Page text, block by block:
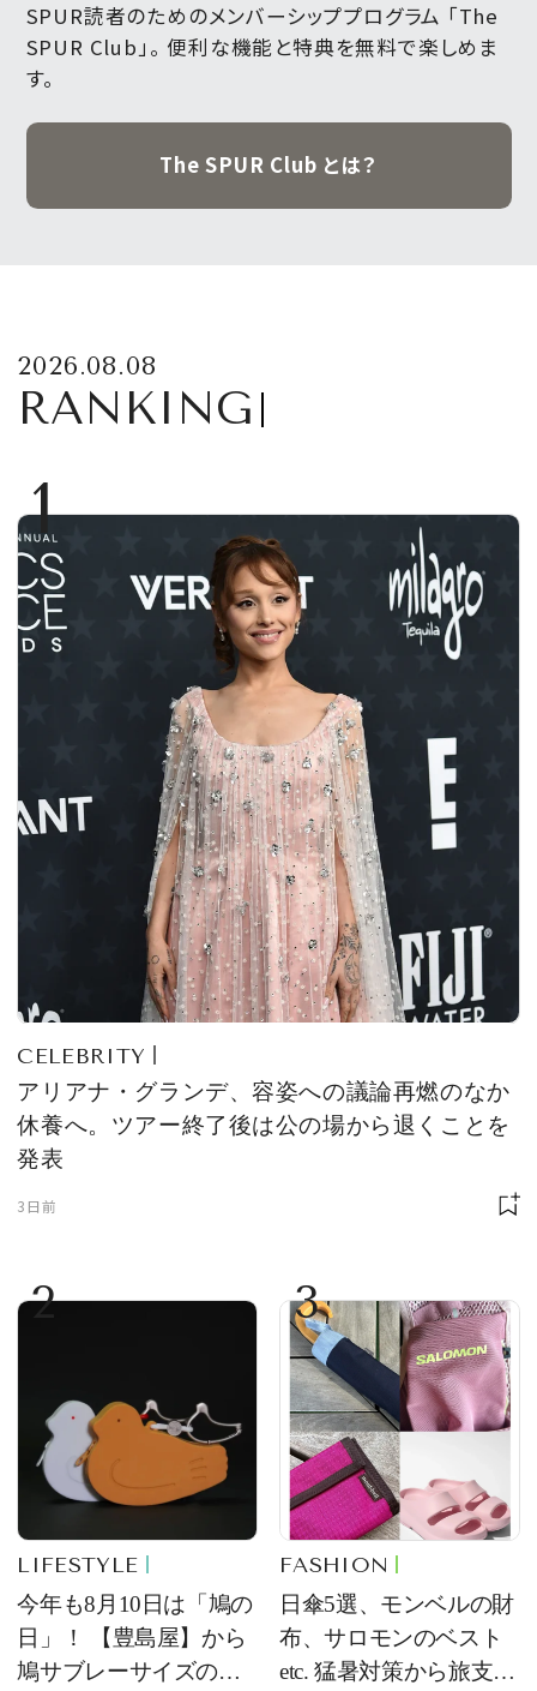
SPUR読者のためのメンバーシッププログラム 「The
SPUR Club」。 便利な機能と特典を無料で楽しめま
す。
The SPUR Club とは？
2026.08.08
RANKING
1
CELEBRITY
アリアナ・グランデ、容姿への議論再燃のなか
休養へ。ツアー終了後は公の場から退くことを
発表
3日前
2
LIFESTYLE
今年も8月10日は「鳩の
日」！ 【豊島屋】から
鳩サブレーサイズのポ
3
FASHION
日傘5選、モンベルの財
布、サロモンのベスト
etc. 猛暑対策から旅支度